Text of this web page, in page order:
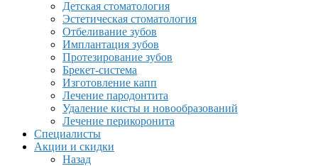
Детская стоматология
Эстетическая стоматология
Отбеливание зубов
Имплантация зубов
Протезирование зубов
Брекет-система
Изготовление капп
Лечение пародонтита
Удаление кисты и новообразований
Лечение перикоронита
Специалисты
Акции и скидки
Назад